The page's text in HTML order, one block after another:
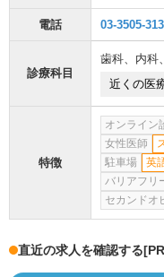
電話 03-3505-
診療科目
歯科、 内科、
近くの医
特徴
オンライン
女性医師
駐車場
英
バリアフリ
セカンドオ
直近の求人を確認する